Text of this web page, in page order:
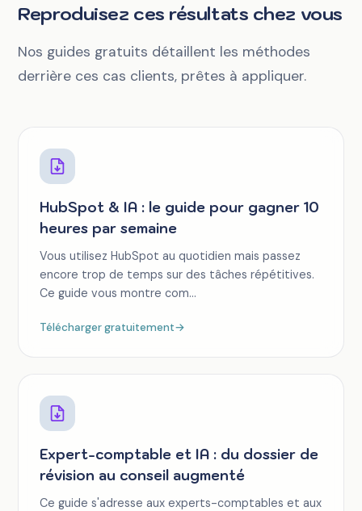
Reproduisez ces résultats chez vous
Nos guides gratuits détaillent les méthodes
derrière ces cas clients, prêtes à appliquer.
HubSpot & IA : le guide pour gagner 10
heures par semaine
Vous utilisez HubSpot au quotidien mais passez
encore trop de temps sur des tâches répétitives.
Ce guide vous montre com...
Télécharger gratuitement→
Expert-comptable et IA : du dossier de
révision au conseil augmenté
Ce guide s'adresse aux experts-comptables et aux